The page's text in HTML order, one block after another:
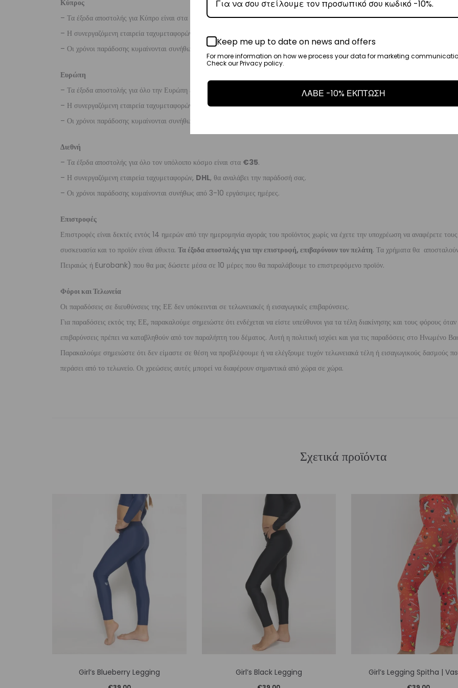
Κύπρος
– Τα έξοδα αποστολής για Κύπρο είναι στα
– Η συνεργαζόμενη εταιρεία ταχυμεταφορών,
– Οι χρόνοι παράδοσης κυμαίνονται συνήθως από 2-7 εργάσιμες ημέρες.
Ευρώπη
– Τα έξοδα αποστολής για όλο την Ευρώπη είναι στα
– Η συνεργαζόμενη εταιρεία ταχυμεταφορών,
DHL, θα αναλάβει την παράδοσή σας.
– Οι χρόνοι παράδοσης κυμαίνονται συνήθως από 3-8 εργάσιμες ημέρες.
Διεθνή
– Τα έξοδα αποστολής για όλο τον υπόλοιπο κόσμο είναι στα €35.
– Η συνεργαζόμενη εταιρεία ταχυμεταφορών, DHL, θα αναλάβει την παράδοσή σας.
– Οι χρόνοι παράδοσης κυμαίνονται συνήθως από 3-10 εργάσιμες ημέρες.
Επιστροφές
Επιστροφές είναι δεκτές εντός 14 ημερών από την ημερομηνία αγοράς του προϊόντος χωρίς να έχετε την υποχρέωση να αναφέρετε
συσκευασία και το προϊόν είναι άθικτα. Τα έξοδα αποστολής για την επιστροφή, επιβαρύνουν τον πελάτη. Τα χρήματα θα
Πειραιώς ή Eurobank) που θα μας δώσετε μέσα σε 10 μέρες που θα παραλάβουμε το επιστρεφόμενο προϊόν.
Φόροι και Τελωνεία
Οι παραδόσεις σε διευθύνσεις της ΕΕ δεν υπόκεινται σε τελωνειακές ή εισαγωγικές επιβαρύνσεις.
Για παραδόσεις εκτός της ΕΕ, παρακαλούμε σημειώστε ότι ενδέχεται να είστε υπεύθυνοι για τα τέλη διακίνησης και τους φόρους
επιβαρύνσεις πρέπει να καταβληθούν από τον παραλήπτη του δέματος. Αυτή η πολιτική ισχύει και για τις παραδόσεις στο Ηνωμένο
Παρακαλούμε σημειώστε ότι δεν είμαστε σε θέση να προβλέψουμε ή να ελέγξουμε τυχόν τελωνειακά τέλη ή εισαγωγικούς δασμούς
περάσει από το τελωνείο. Οι χρεώσεις αυτές μπορεί να διαφέρουν σημαντικά από χώρα σε χώρα.
Σχετικά προϊόντα
το
Girl’s Blueberry Legging
το
Girl’s Black Legging
το
Girl’s Legging Spitha |
Keep me up to date on news and offers
For more information on how we process your data for marketing
Check our Privacy policy.
ΛΑΒΕ -10% ΕΚΠΤΩΣΗ